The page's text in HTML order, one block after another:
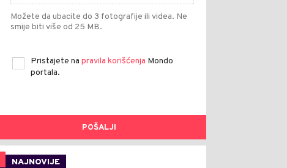
Možete da ubacite do 3 fotografije ili videa. Ne
smije biti više od 25 MB.
Pristajete na pravila korišćenja Mondo
portala.
POŠALJI
NAJNOVIJE